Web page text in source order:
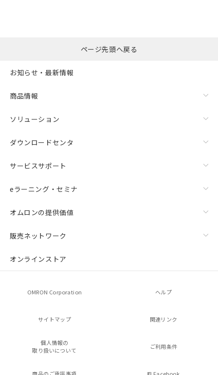
ページ先頭へ戻る
お知らせ・最新情報
商品情報
ソリューション
ダウンロードセンタ
サービスサポート
eラーニング・セミナ
オムロンの提供価値
販売ネットワーク
オンラインストア
OMRON Corporation ヘルプ
サイトマップ 関連リンク
個人情報の
取り扱いについて
ご利用条件